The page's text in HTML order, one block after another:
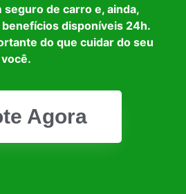
seguro de carro e, ainda,
disponíveis 24h.
do que cuidar do seu
Agora